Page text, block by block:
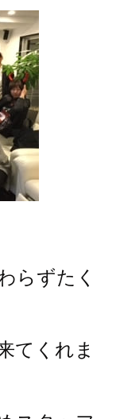
らずたく
てくれま